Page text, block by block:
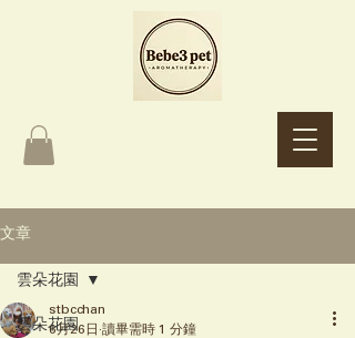
文章
雲朵花園
雲朵花園
stbcchan
6月26日 讀畢需時 1 分鐘